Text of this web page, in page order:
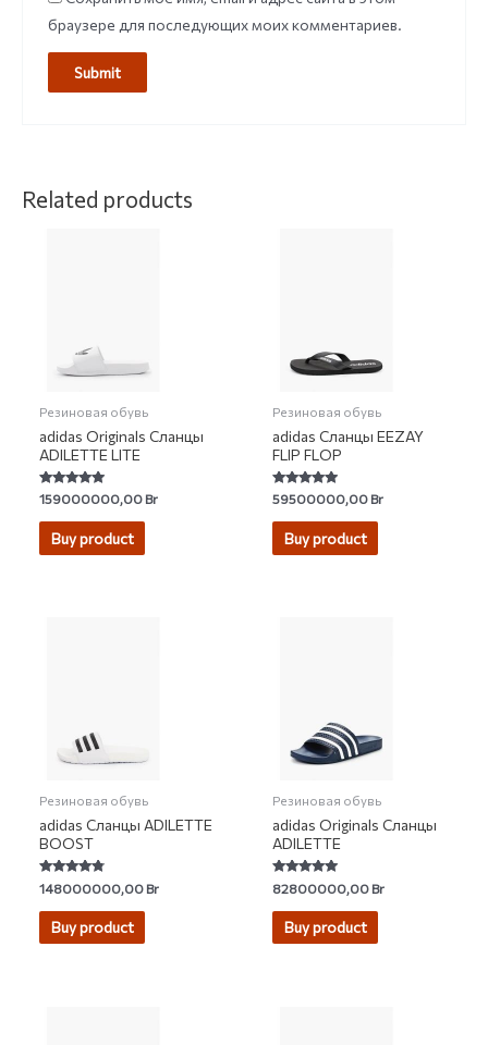
браузере для последующих моих комментариев.
Related products
Резиновая обувь
adidas Originals Сланцы
ADILETTE LITE
Rated
4.96
out of 5
159000000,00Br
Buy product
Резиновая обувь
adidas Сланцы EEZAY
FLIP FLOP
Rated
4.70
out of 5
59500000,00Br
Buy product
Резиновая обувь
adidas Сланцы ADILETTE
BOOST
Rated
4.58
out of 5
148000000,00Br
Buy product
Резиновая обувь
adidas Originals Сланцы
ADILETTE
Rated
4.86
out of 5
82800000,00Br
Buy product